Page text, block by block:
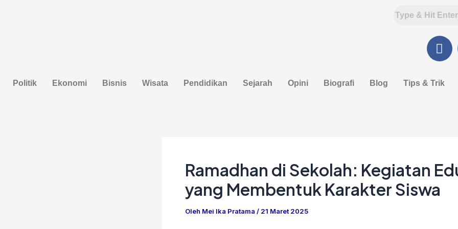
F
a
e
Politik Ekonomi Bisnis Wisata Pendidikan Sejarah Opini Biografi Blog Tips & Trik
Ramadhan di Sekolah: Kegiatan
yang Membentuk Karakter Siswa
Oleh Mei Ika Pratama / 21 Maret 2025